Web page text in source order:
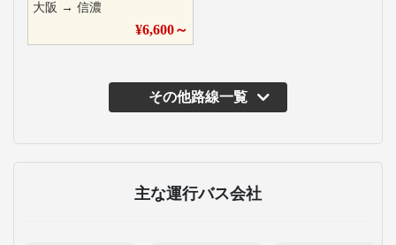
大阪 → 信濃
¥6,600～
その他路線一覧
主な運行バス会社